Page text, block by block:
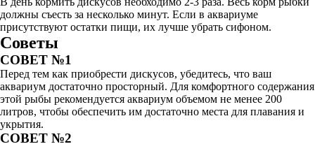
должны съесть за несколько минут. Если в аквариуме
присутствуют остатки пищи, их лучше убрать сифоном.
Советы
СОВЕТ №1
Перед тем как приобрести дискусов, убедитесь, что ваш
аквариум достаточно просторный. Для комфортного содержания
этой рыбы рекомендуется аквариум объемом не менее 200
литров, чтобы обеспечить им достаточно места для плавания и
укрытия.
СОВЕТ №2